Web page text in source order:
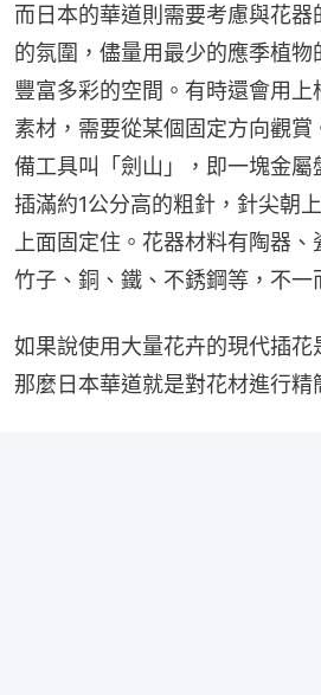
而日本的華道則需要考慮與花
的氛圍，儘量用最少的應季植物
豐富多彩的空間。有時還會用
素材，需要從某個固定方向觀
備工具叫「劍山」，即一塊金
插滿約1公分高的粗針，針尖朝
上面固定住。花器材料有陶器、
竹子、銅、鐵、不銹鋼等，不一
如果說使用大量花卉的現代插花
那麼日本華道就是對花材進行精